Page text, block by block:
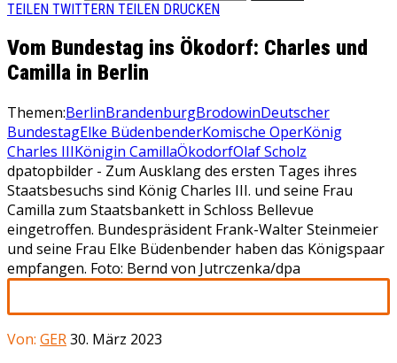
TEILEN TWITTERN TEILEN DRUCKEN
Vom Bundestag ins Ökodorf: Charles und
Camilla in Berlin
Themen:BerlinBrandenburgBrodowinDeutscher
BundestagElke BüdenbenderKomische OperKönig
Charles IIIKönigin CamillaÖkodorfOlaf Scholz
dpatopbilder - Zum Ausklang des ersten Tages ihres
Staatsbesuchs sind König Charles III. und seine Frau
Camilla zum Staatsbankett in Schloss Bellevue
eingetroffen. Bundespräsident Frank-Walter Steinmeier
und seine Frau Elke Büdenbender haben das Königspaar
empfangen. Foto: Bernd von Jutrczenka/dpa
Von: GER30. März 2023